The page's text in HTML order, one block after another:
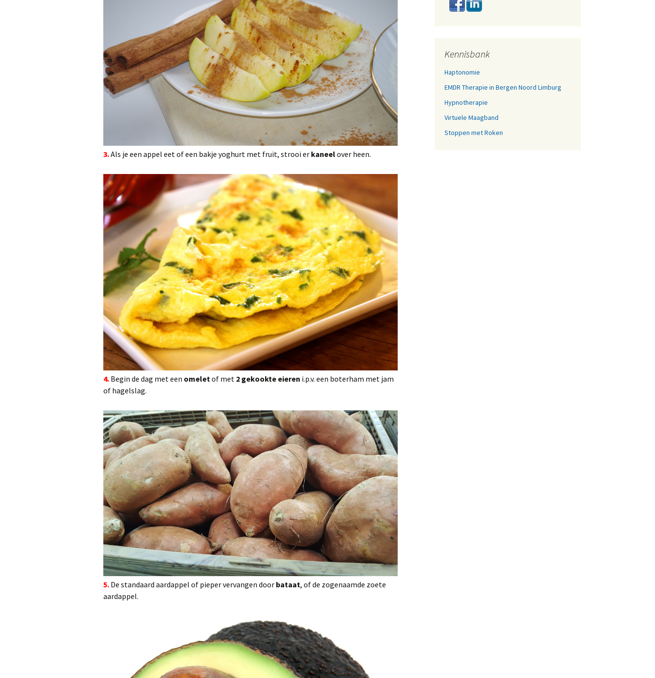
3.Als je een appel eet of een bakje yoghurt met fruit, strooi er kaneelover heen.
4. Begin de dag met een omelet of met 2 gekookte eieren i.p.v. een boterham met jam
of hagelslag.
5. De standaard aardappel of pieper vervangen door bataat, of de zogenaamde zoete
aardappel.
Kennisbank
Haptonomie
EMDR Therapie in Bergen Noord Limburg
Hypnotherapie
Virtuele Maagband
Stoppen met Roken